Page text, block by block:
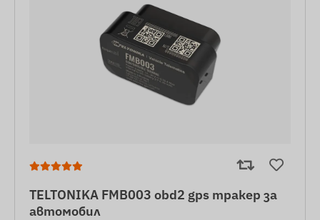
TELTONIKA FMB003 obd2 gps тракер за
автомобил